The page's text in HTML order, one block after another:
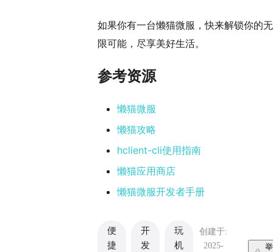
如果你有一台懒猫微服，快来解锁你的无
限可能，尽享美好生活。
参考资源
懒猫微服
懒猫攻略
hclient-cli使用指南
懒猫应用商店
懒猫微服开发者手册
便
捷
开
发
玩
机
创建于:
2025-
举